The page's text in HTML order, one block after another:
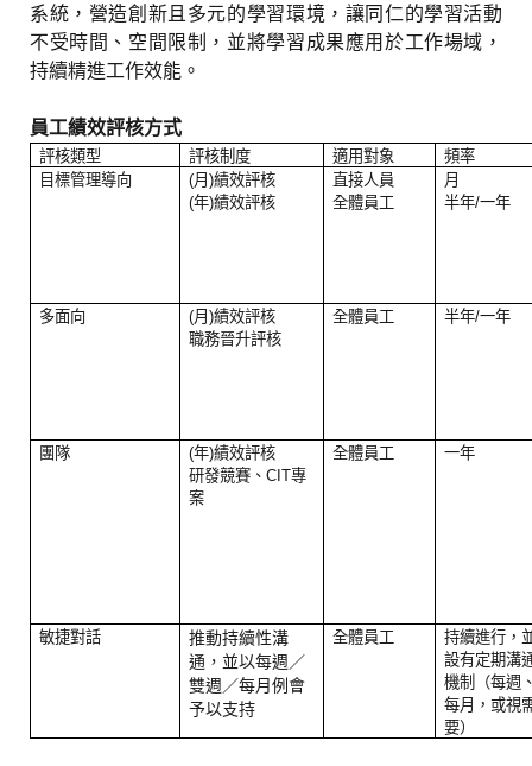
系統，營造創新且多元的學習環境，讓同仁的學習活動
不受時間、空間限制，並將學習成果應用於工作場域，
持續精進工作效能。
員工績效評核方式
評核類型 評核制度 適用對象
頻率
目標管理導向
(月)績效評核
(年)績效評核
直接人員
全體員工
月
半年/一年
多面向 (月)績效評核
職務晉升評核
全體員工 半年/一年
團隊 (年)績效評核
研發競賽、CIT專
案
全體員工 一年
敏捷對話
推動持續性溝
通，並以每週／
雙週／每月例會
予以支持
全體員工
持續進行，
設有定期溝
機制（每週
每月，或視
要）